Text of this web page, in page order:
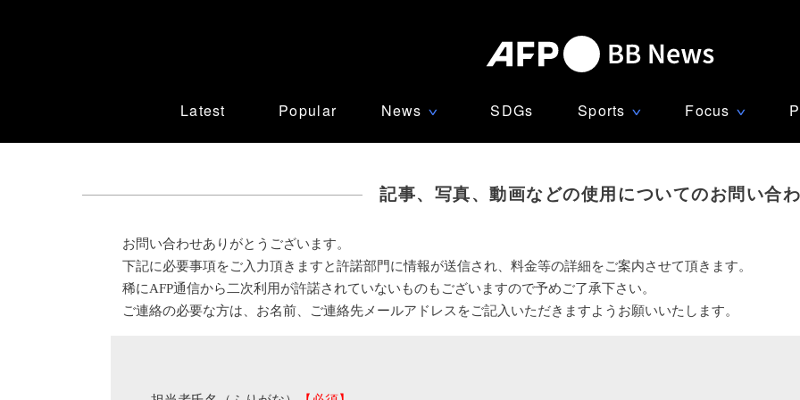
Latest Popular News ∨ SDGs Sports ∨ Focus ∨
記事、写真、動画などの使用についてのお問い合
お問い合わせありがとうございます。
下記に必要事項をご入力頂きますと許諾部門に情報が送信され、料金等の詳細をご案内させて頂きます。
稀にAFP通信から二次利用が許諾されていないものもございますので予めご了承下さい。
ご連絡の必要な方は、お名前、ご連絡先メールアドレスをご記入いただきますようお願いいたします。